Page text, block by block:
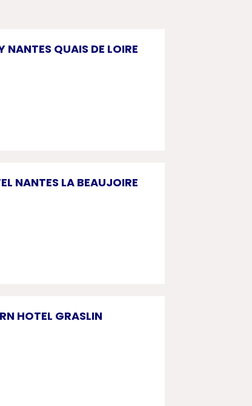
NANTES QUAIS DE LOIRE
NANTES LA BEAUJOIRE
HOTEL GRASLIN